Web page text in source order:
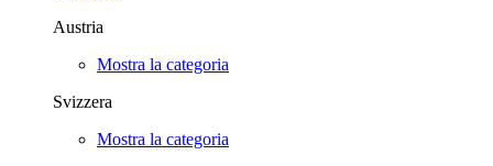
Austria
Mostra la categoria
Svizzera
Mostra la categoria